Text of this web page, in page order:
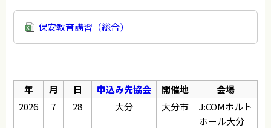
保安教育講習（総合）
年 月 日 申込み先協会 開催地
会場
2026
7 28 大分 大分市
J:COMホルト
ホール大分